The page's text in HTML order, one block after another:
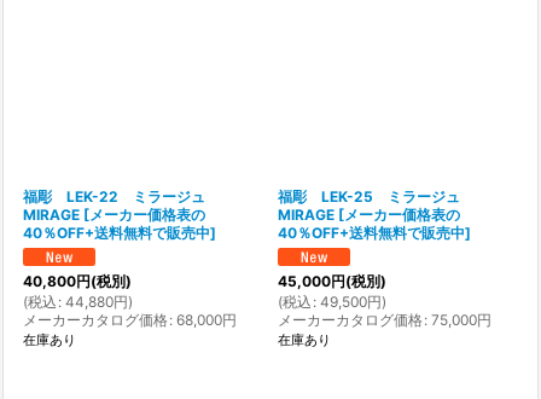
福彫 LEK-22 ミラージュ
MIRAGE [メーカー価格表の
40％OFF+送料無料で販売中]
40,800円(税別)
(税込 : 44,880円)
メーカーカタログ価格: 68,000円
在庫あり
福彫 LEK-25 ミラージュ
MIRAGE [メーカー価格表の
40％OFF+送料無料で販売中]
45,000円(税別)
(税込 : 49,500円)
メーカーカタログ価格: 75,000円
在庫あり